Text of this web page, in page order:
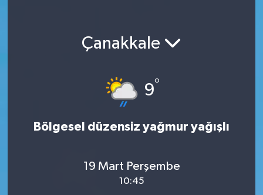
Çanakkale
9°
Bölgesel düzensiz yağmur yağışlı
19 Mart Perşembe
10:45